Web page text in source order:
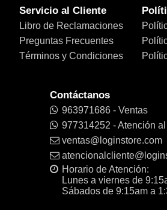
Servicio al Cliente
Libro de Reclamaciones
Preguntas Frecuentes
Términos y Condiciones
Contáctanos
963971686 - Ventas
977314252 - Atención
ventas@loginstore.com
Horario de Atención:
Lunes a viernes de
Sábados de 9:15am a